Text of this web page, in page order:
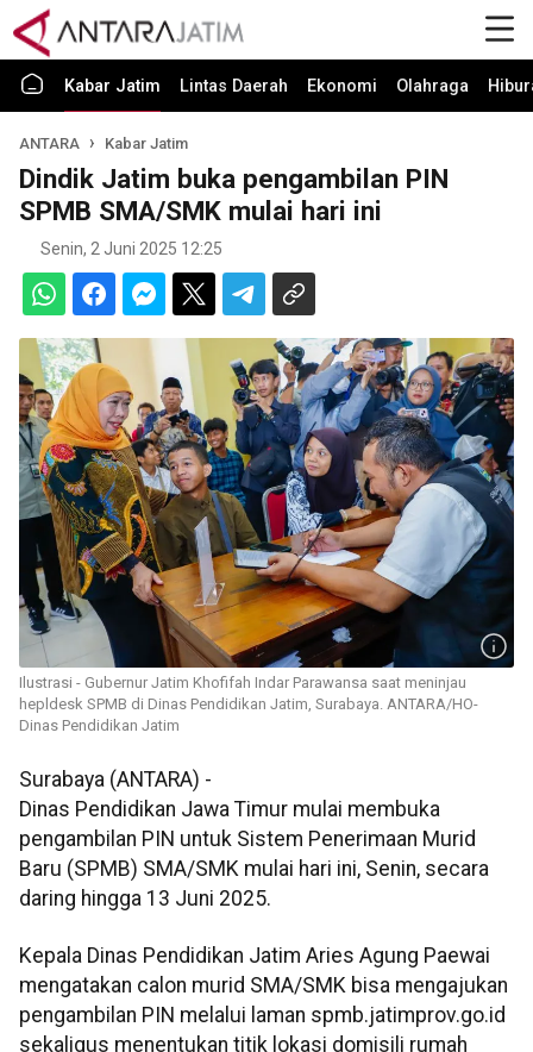
Kabar Jatim Lintas Daerah Ekonomi Olahraga
ANTARA Kabar Jatim
Dindik Jatim buka pengambilan PIN
SPMB SMA/SMK mulai hari ini
Senin, 2 Juni 2025 12:25
Ilustrasi - Gubernur Jatim Khofifah Indar Parawansa saat meninjau
hepldesk SPMB di Dinas Pendidikan Jatim, Surabaya. ANTARA/HO-
Dinas Pendidikan Jatim
Surabaya (ANTARA) -
Dinas Pendidikan Jawa Timur mulai membuka
pengambilan PIN untuk Sistem Penerimaan Murid
Baru (SPMB) SMA/SMK mulai hari ini, Senin, secara
daring hingga 13 Juni 2025.
Kepala Dinas Pendidikan Jatim Aries Agung Paewai
mengatakan calon murid SMA/SMK bisa mengajukan
pengambilan PIN melalui laman spmb.jatimprov.go.id
sekaligus menentukan titik lokasi domisili rumah